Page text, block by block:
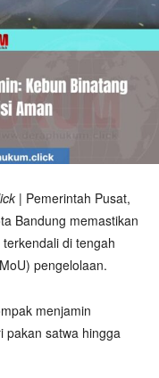
| Pemerintah Pusat,
Bandung memastikan
di tengah
pengelolaan.
menjamin
pakan satwa hingga